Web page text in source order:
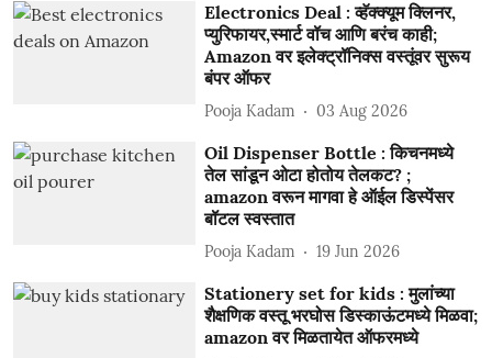
Electronics Deal : व्हॅक्क्यूम क्लिनर,
प्युरिफायर,स्मार्ट वॉच आणि बरंच काही;
Amazon वर इलेक्ट्रॉनिक्स वस्तूंवर सुरूय
बंपर ऑफर
Pooja Kadam 03 Aug 2026
Oil Dispenser Bottle : किचनमध्ये
तेल सांडून ओटा होतोय तेलकट? ;
amazon वरून मागवा हे ऑईल डिस्पेंसर
बॉटल स्वस्तात
Pooja Kadam 19 Jun 2026
Stationery set for kids : मुलांच्या
शैक्षणिक वस्तू भरघोस डिस्काऊंटमध्ये मिळवा;
amazon वर मिळतायेत ऑफरमध्ये